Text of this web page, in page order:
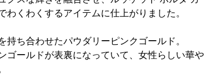
くわくするアイテムに仕上がりました。
ち合わせたパウダリーピンクゴールド。
ゴールドが表裏になっていて、女性らしい華や